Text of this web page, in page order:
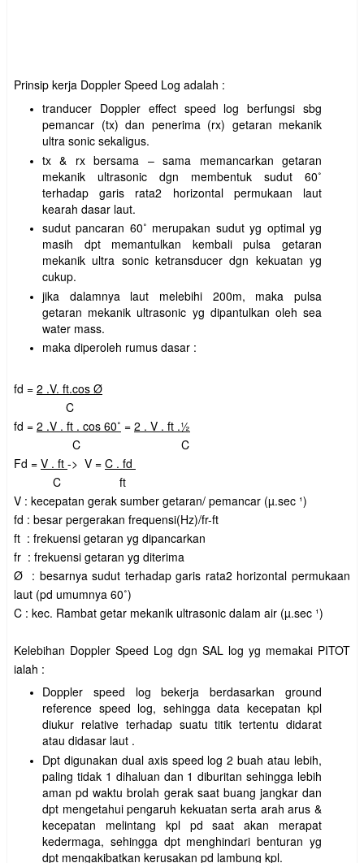
Prinsip kerja Doppler Speed Log adalah :
tranducer Doppler effect speed log berfungsi sbg
pemancar (tx) dan penerima (rx) getaran mekanik
ultra sonic sekaligus.
tx & rx bersama – sama memancarkan getaran
mekanik ultrasonic dgn membentuk sudut 60˚
terhadap garis rata2 horizontal permukaan laut
kearah dasar laut.
sudut pancaran 60˚ merupakan sudut yg optimal yg
masih dpt memantulkan kembali pulsa getaran
mekanik ultra sonic ketransducer dgn kekuatan yg
cukup.
jika dalamnya laut melebihi 200m, maka pulsa
getaran mekanik ultrasonic yg dipantulkan oleh sea
water mass.
maka diperoleh rumus dasar :
fd = 2 .V. ft.cos Ø
C
fd = 2 .V . ft . cos 60˚ = 2 . V . ft .½
C
C
Fd = V . ft -> V = C . fd
C
ft
V : kecepatan gerak sumber getaran/ pemancar (µ.sec ¹)
fd : besar pergerakan frequensi(Hz)/fr-ft
ft : frekuensi getaran yg dipancarkan
fr : frekuensi getaran yg diterima
Ø : besarnya sudut terhadap garis rata2 horizontal permukaan
laut (pd umumnya 60˚)
C : kec. Rambat getar mekanik ultrasonic dalam air (µ.sec ¹)
Kelebihan Doppler Speed Log dgn SAL log yg memakai PITOT
ialah :
Doppler speed log bekerja berdasarkan ground
reference speed log, sehingga data kecepatan kpl
diukur relative terhadap suatu titik tertentu didarat
atau didasar laut .
Dpt digunakan dual axis speed log 2 buah atau lebih,
paling tidak 1 dihaluan dan 1 diburitan sehingga lebih
aman pd waktu brolah gerak saat buang jangkar dan
dpt mengetahui pengaruh kekuatan serta arah arus &
kecepatan melintang kpl pd saat akan merapat
kedermaga, sehingga dpt menghindari benturan yg
dpt mengakibatkan kerusakan pd lambung kpl.